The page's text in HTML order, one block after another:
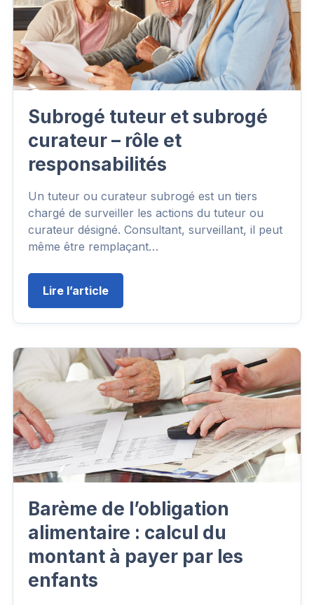
Subrogé tuteur et subrogé
curateur – rôle et
responsabilités
Un tuteur ou curateur subrogé est un tiers
chargé de surveiller les actions du tuteur ou
curateur désigné. Consultant, surveillant, il peut
même être remplaçant…
Lire l’article
Barème de l’obligation
alimentaire : calcul du
montant à payer par les
enfants